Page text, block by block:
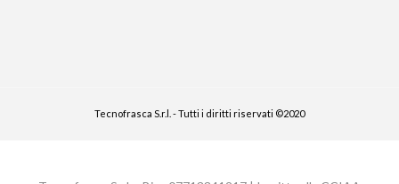
Tecnofrasca S.r.l. - Tutti i diritti riservati ©2020